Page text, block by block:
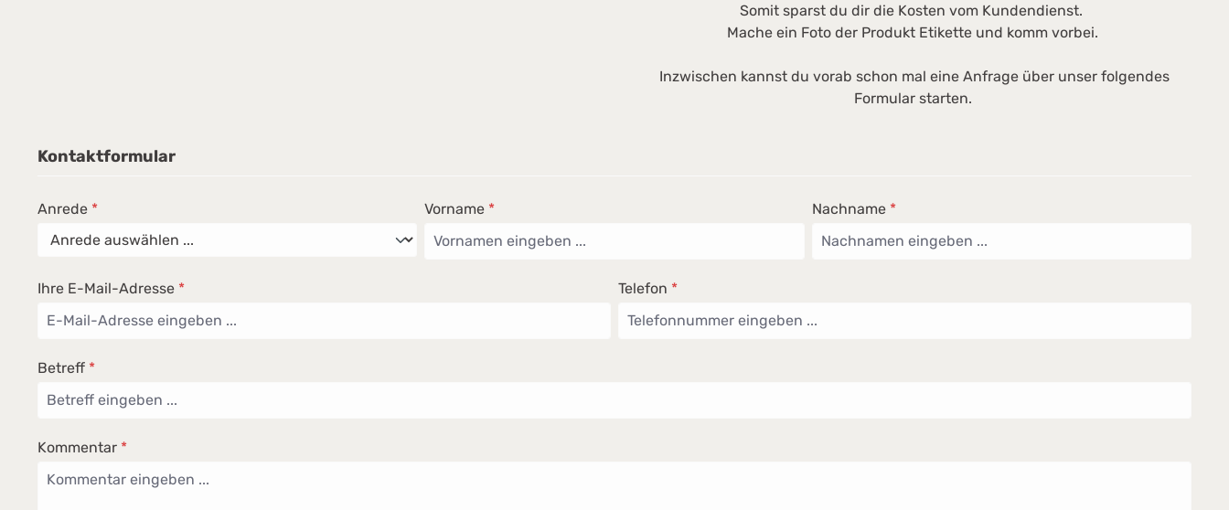
Somit sparst du dir die Kosten vom Kundendienst.
Mache ein Foto der Produkt Etikette und komm vorbei.
Inzwischen kannst du vorab schon mal eine Anfrage über unser folgendes
Formular starten.
Kontaktformular
Anrede * Vorname * Nachname *
Ihre E-Mail-Adresse * Telefon *
Betreff *
Kommentar *